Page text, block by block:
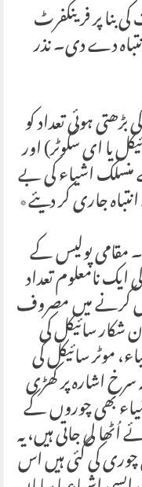
پر فرینکفرٹ
دے دی۔ نذر
ہوئی تعداد کو
یا ای سکوٹر) اور
اشیاء کی بے
جاری کر دیئے٭
مقامی پولیس کے
نامعلوم تعداد
کرنے میں مصروف
سائیکل کی
موٹر سائیکل کی
اشارہ پر کھڑی
بھی چوروں کے
لی جاتی ہیں، یہ
کی گئی ہیں اس